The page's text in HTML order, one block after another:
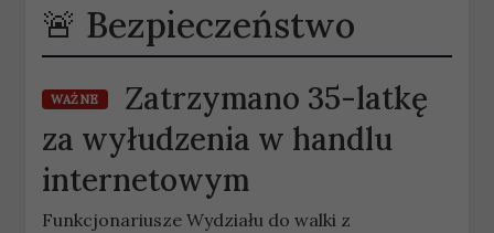
Bezpieczeństwo
WAŻNE
Zatrzymano 35-latkę
za wyłudzenia w handlu
internetowym
Funkcjonariusze Wydziału do walki z